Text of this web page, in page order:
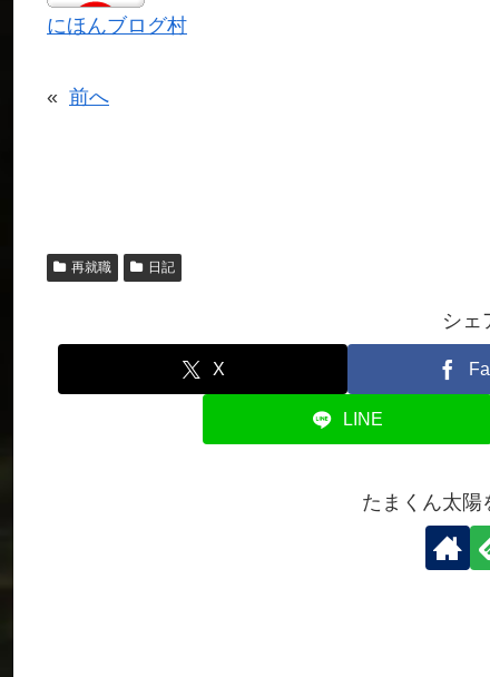
にほんブログ村
« 前へ
再就職 日記
シェ
X
LINE
たまくん太陽